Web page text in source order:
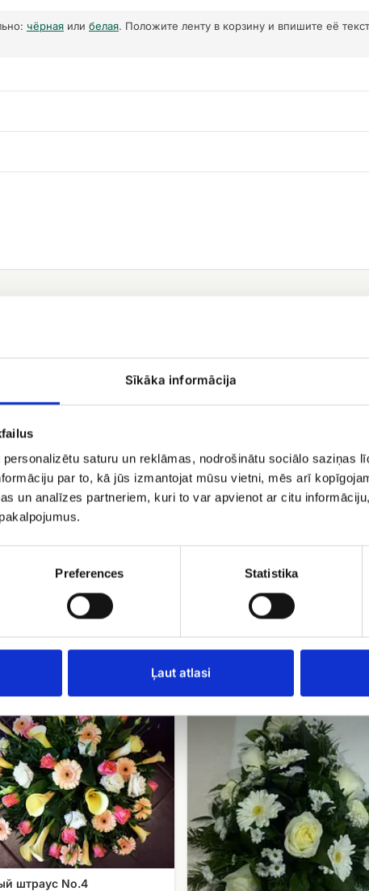
Sīkāka informācija
saturu un reklāmas, nodrošinātu sociālo saziņas
par to, kā jūs izmantojat mūsu vietni, mēs arī
un analīzes partneriem, kuri to var apvienot ar citu
Preferences Statistika
Ļaut atlasi
чёрная или белая. Положите ленту в корзину и впишите её
штраус No.9
6
Траурный венок № 6
EUR 110.00
штраус No.4
штраус
герберы,
хризантемы)